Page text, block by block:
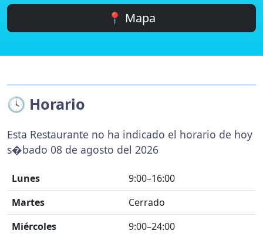
📍 Mapa
🕓 Horario
Esta Restaurante no ha indicado el horario de hoy
s�bado 08 de agosto del 2026
Lunes
9:00–16:00
Martes
Cerrado
Miércoles
9:00–24:00